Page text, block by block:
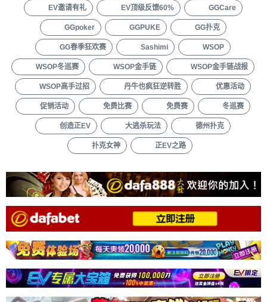
EV邀请有礼 EV顶级反馈60% GGCare
GGpoker GGPUKE GG扑克
GG春季狂欢赛 Sashimi WSOP
WSOP冬巡赛 WSOP金手链 WSOP金手链战报
WSOP高手过招 丹牛也疯狂逆转胜 优惠活动
促销活动 免费比赛 免费赛 冬巡赛
创造正EV 大逃杀玩法 德州扑克
扑克女神 正EV之路